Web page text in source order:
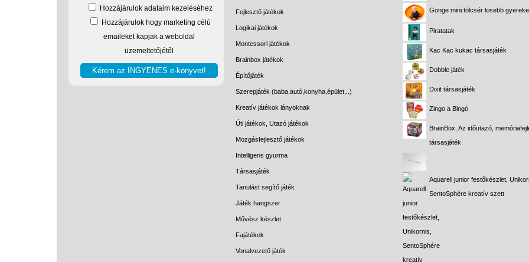
Hozzájárulok adataim kezeléséhez
Hozzájárulok hogy marketing célú
emaileket kapjak a weboldal
üzemeltetőjétől
Fejlesztő játékok
Logikai játékok
Montessori játékok
Brainbox játékok
Építőjáték
Szerepjáték (baba,autó,konyha,épület,..)
Kreatív játékok lányoknak
Úti játékok, Utazó játékok
Mozgásfejlesztő játékok
Intelligens gyurma
Társasjáték
Tanulást segítő játék
Játék hangszer
Művész készlet
Fajátékok
Vonalvezető játék
Gonge mini tölcsér kisebb
Piratatak
Kac Kac kukac társasjáték
Dobble játék
Dixit társasjáték
Zingo a Bingó
BrainBox, Az időutazó,
társasjáték
Aquarell junior festőkészlet,
SentoSphére kreatív szett